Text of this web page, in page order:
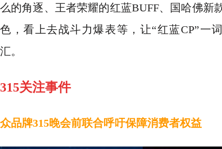
么的角逐、王者荣耀的红蓝BUFF、国哈佛新
色，看上去战斗力爆表等，让“红蓝CP”一
汇。
315关注事件
众品牌315晚会前联合呼吁保障消费者权益